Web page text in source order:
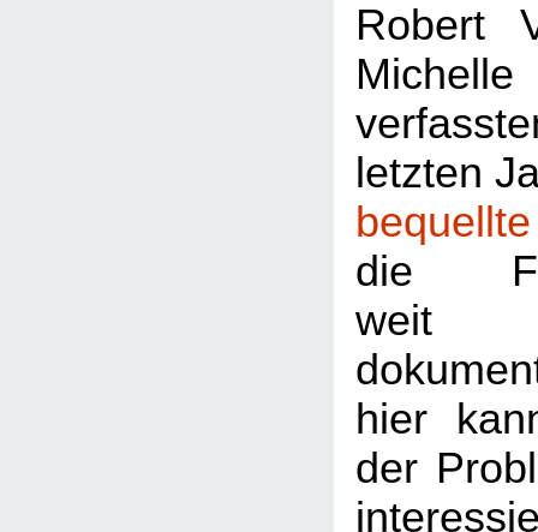
Robert
letzten
die
weit
hier
der